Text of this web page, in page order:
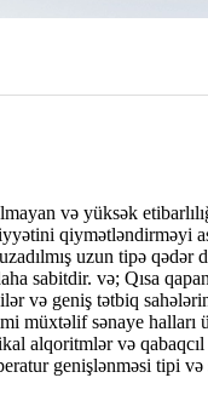
və yüksək
qiymətləndirməyi
uzun tipə qədər
sabitdir. və; Qısa
və geniş tətbiq
müxtəlif sənaye halları
alqoritmlər və
genişlənməsi tipi